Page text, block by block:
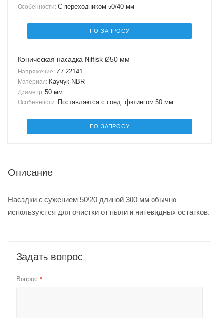
Особенности: С переходником 50/40 мм
ПО ЗАПРОСУ
Коническая насадка Nilfisk Ø50 мм
Напряжение: Z7 22141
Материал: Каучук NBR
Диаметр: 50 мм
Особенности: Поставляется с соед. фитингом 50 мм
ПО ЗАПРОСУ
Описание
Насадки с сужением 50/20 длиной 300 мм обычно
используются для очистки от пыли и нитевидных остатков.
Задать вопрос
Вопрос *